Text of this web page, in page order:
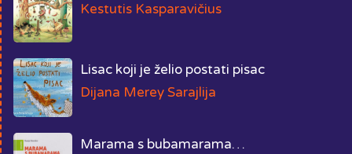
Kestutis Kasparavičius
Lisac koji je želio postati pisac
Dijana Merey Sarajlija
Marama s bubamarama…